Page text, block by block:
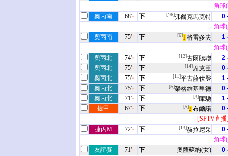
角球
奧丙南
68' 下 [16]弗爾克馬克特
0
角球
奧丙南
75' 下 [6]1 格雷多夫
1
角球
奧丙北
74' 下 [12]古爾騰聯
2
奧丙北
75' 下 [14]席克臣
0
奧丙北
75' 下 [11]平古薩伏登
1
奧丙北
75' 下 [5]榮格維基里德
0
奧丙北
71' 下 [3]庫馳
1
捷甲
67' 下 [5]2 布爾諾
0
[SPTV直
捷丙M
72' 下 [13]赫拉尼采
0
角球
友誼賽
71' 下 奧薩蘇納(女)
0